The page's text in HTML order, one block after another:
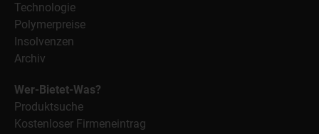
Technologie
Polymerpreise
Insolvenzen
Archiv
Wer-Bietet-Was?
Produktsuche
Kostenloser Firmeneintrag